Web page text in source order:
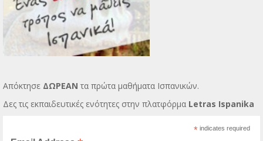
Απόκτησε ΔΩΡΕΑΝ τα πρώτα μαθήματα Ισπανικών.
Δες τις εκπαιδευτικές ενότητες στην πλατφόρμα Letras Ispanika
* indicates required